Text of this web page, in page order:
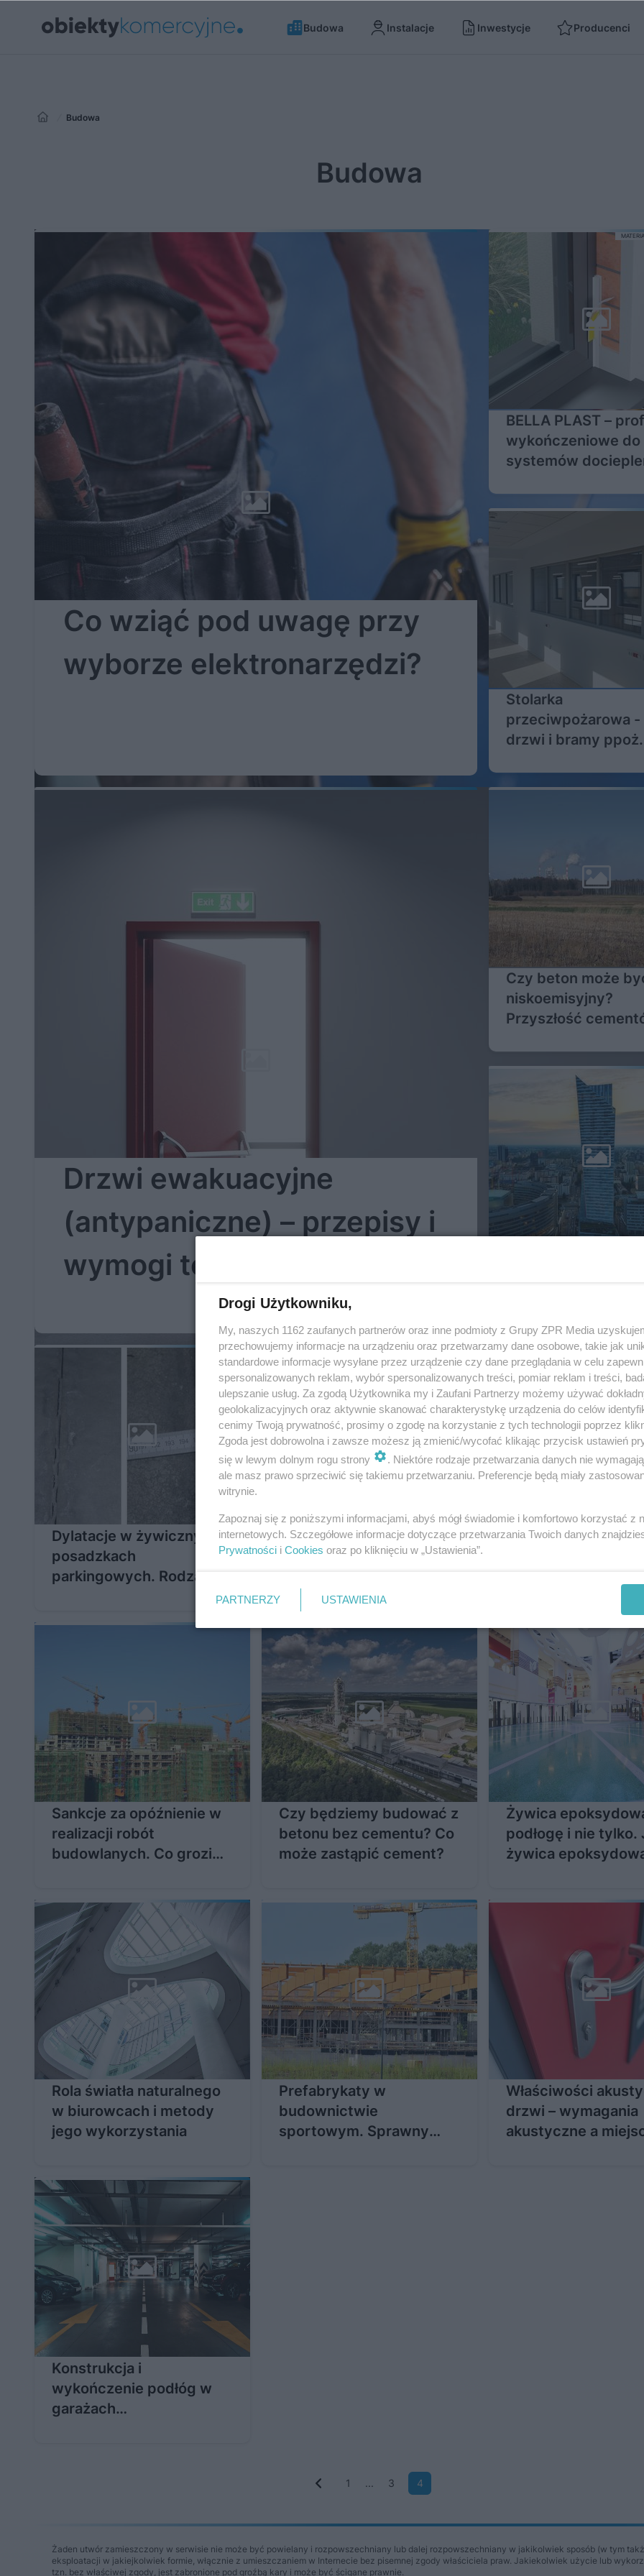
Budowa Instalacje Inwestycje Producenci
Budowa
Budowa
Co wziąć pod uwagę przy
wyborze elektronarzędzi?
Drzwi ewakuacyjne
(antypaniczne) – przepisy i
wymogi techniczne
BELLA PLAST –
wykończeniowe do
systemów
Stolarka
przeciwpożarowa -
drzwi i bramy ppoż.
Czy beton może
niskoemisyjny?
Przyszłość
Dylatacje w żywicznych
posadzkach
parkingowych. Rodzaje i
Wypełnienie dylatacji
parkingowej. Jaki rodzaj
wybrać?
Czy branża
Sankcje za opóźnienie w
realizacji robót
budowlanych. Co grozi
Czy będziemy budować z
betonu bez cementu? Co
może zastąpić cement?
Żywica
podłogę i nie tylko.
żywica
Rola światła naturalnego
w biurowcach i metody
jego wykorzystania
Prefabrykaty w
budownictwie
sportowym. Sprawny
Właściwości
drzwi – wymagania
akustyczne a
Konstrukcja i
wykończenie podłóg w
garażach
1 ... 3 4
Żaden utwór zamieszczony w serwisie nie może być powielany i rozpowszechniany lub dalej rozpowszechniany w jakikolwiek sposób (w tym
eksploatacji w jakiejkolwiek formie, włącznie z umieszczaniem w Internecie bez pisemnej zgody właściciela praw. Jakiekolwiek użycie lub
tzn. bez właściwej zgody, jest zabronione pod groźbą kary i może być ścigane prawnie.
Drogi Użytkowniku,
My, naszych 1162 zaufanych partnerów oraz inne podmioty z Grupy ZPR Media
przechowujemy informacje na urządzeniu oraz przetwarzamy dane osobowe, takie jak
standardowe informacje wysyłane przez urządzenie czy dane przeglądania w celu
spersonalizowanych reklam, wybór spersonalizowanych treści, pomiar reklam i treści,
ulepszanie usług. Za zgodą Użytkownika my i Zaufani Partnerzy możemy używać
geolokalizacyjnych oraz aktywnie skanować charakterystykę urządzenia do celów
cenimy Twoją prywatność, prosimy o zgodę na korzystanie z tych technologii poprzez
Zgoda jest dobrowolna i zawsze możesz ją zmienić/wycofać klikając przycisk ustawień
się w lewym dolnym rogu strony
. Niektóre rodzaje przetwarzania danych nie
ale masz prawo sprzeciwić się takiemu przetwarzaniu. Preferencje będą miały
witrynie.
Zapoznaj się z poniższymi informacjami, abyś mógł świadomie i komfortowo korzystać z
internetowych. Szczegółowe informacje dotyczące przetwarzania Twoich danych
Prywatności i Cookies oraz po kliknięciu w „Ustawienia”.
PARTNERZY USTAWIENIA